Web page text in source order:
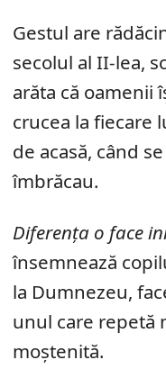
Gestul are
secolul al II-lea,
arăta că oamenii
crucea la fiecare
de acasă, când
îmbrăcau.
Diferența o face
însemnează
la Dumnezeu,
unul care repetă
moștenită.